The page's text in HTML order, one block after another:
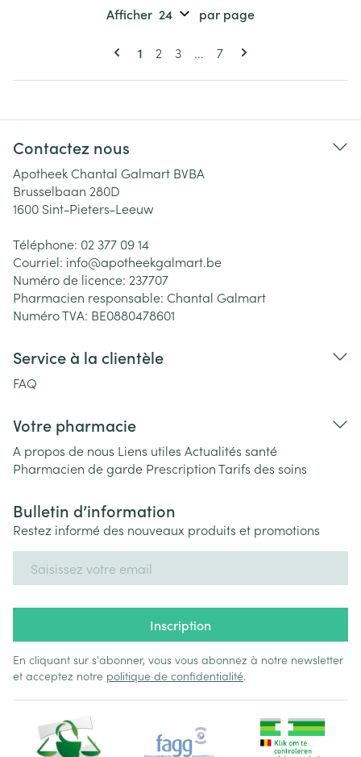
Pages
Vous lisez actuellement la page
1 Page
2 Page
3 ... Page
7
Afficher par page
Contactez nous
Apotheek Chantal Galmart BVBA
Brusselbaan 280D
1600 Sint-Pieters-Leeuw
Téléphone: 02 377 09 14
Courriel: info@apotheekgalmart.be
Numéro de licence: 237707
Pharmacien responsable: Chantal Galmart
Numéro TVA: BE0880478601
Service à la clientèle
FAQ
Votre pharmacie
A propos de nous Liens utiles Actualités santé
Pharmacien de garde PrescriptionTarifs des soins
Bulletin d’information
Restez informé des nouveaux produits et promotions
Inscription
En cliquant sur s'abonner, vous vous abonnez à notre newsletter
et acceptez notre politique de confidentialité.